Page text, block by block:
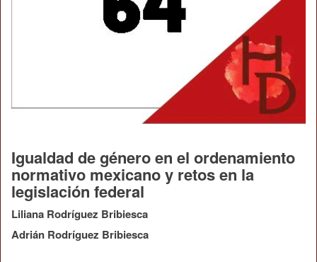
Igualdad de género en el ordenamiento
normativo mexicano y retos en la
legislación federal
Liliana Rodríguez Bribiesca
Adrián Rodríguez Bribiesca